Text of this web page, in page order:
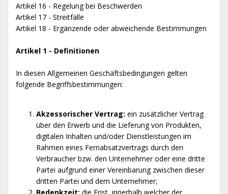
Artikel 16 - Regelung bei Beschwerden
Artikel 17 - Streitfälle
Artikel 18 - Ergänzende oder abweichende Bestimmungen
Artikel 1 - Definitionen
In diesen Allgemeinen Geschäftsbedingungen gelten
folgende Begriffsbestimmungen:
Akzessorischer Vertrag: ein zusätzlicher Vertrag
über den Erwerb und die Lieferung von Produkten,
digitalen Inhalten und/oder Dienstleistungen im
Rahmen eines Fernabsatzvertrags durch den
Verbraucher bzw. den Unternehmer oder eine dritte
Partei aufgrund einer Vereinbarung zwischen dieser
dritten Partei und dem Unternehmer;